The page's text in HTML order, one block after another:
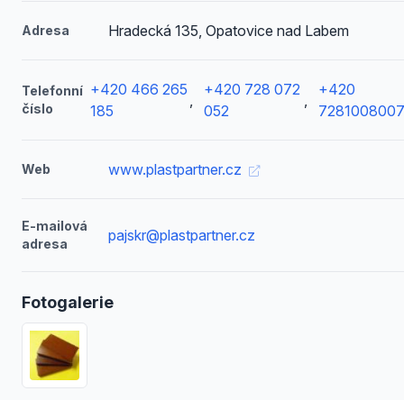
Adresa Hradecká 135, Opatovice nad Labem
Telefonní
číslo
+420 466 265
185
,
+420 728 072
052
,
+420
Web www.plastpartner.cz
E-mailová
adresa
pajskr@plastpartner.cz
Fotogalerie